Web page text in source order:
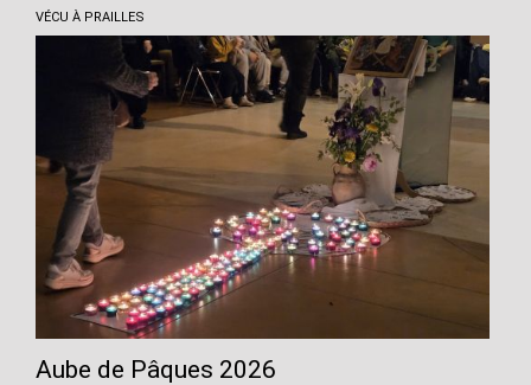
VÉCU À PRAILLES
Aube de Pâques 2026